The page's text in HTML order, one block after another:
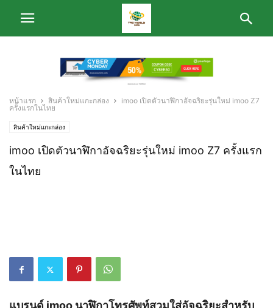
หน้าแรก สินค้าใหม่แกะกล่อง
imoo เปิดตัวนาฬิกาอัจฉริยะรุ่นใหม่ imoo Z7
ครั้งแรกในไทย
สินค้าใหม่แกะกล่อง
imoo เปิดตัวนาฬิกาอัจฉริยะรุ่นใหม่ imoo Z7 ครั้งแรก
ในไทย